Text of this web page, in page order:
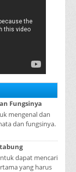
Fungsinya
mengenal dan
dan fungsinya.
dapat mencari
yang harus